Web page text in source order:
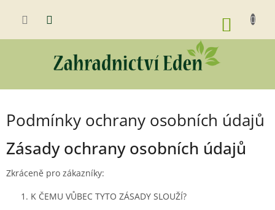
KOŠÍK
Podmínky ochrany osobních údajů
Zásady ochrany osobních údajů
Zkráceně pro zákazníky:
K ČEMU VŮBEC TYTO ZÁSADY SLOUŽÍ?